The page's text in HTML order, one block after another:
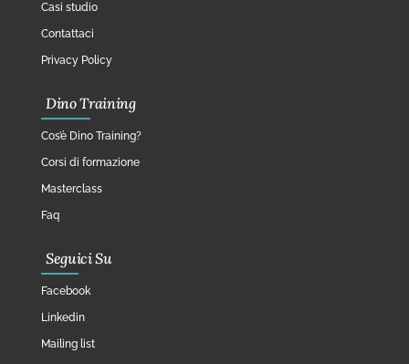
Casi studio
Contattaci
Privacy Policy
Dino Training
Cos’è Dino Training?
Corsi di formazione
Masterclass
Faq
Seguici Su
Facebook
Linkedin
Mailing list